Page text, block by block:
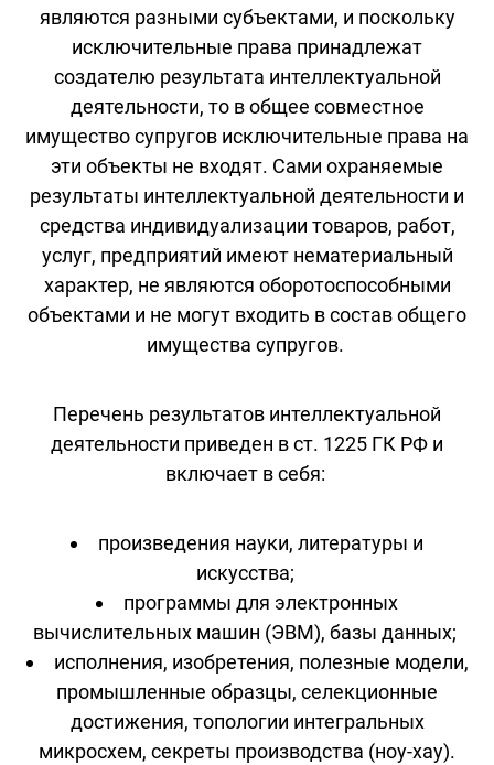
являются разными субъектами, и поскольку
исключительные права принадлежат
создателю результата интеллектуальной
деятельности, то в общее совместное
имущество супругов исключительные права на
эти объекты не входят. Сами охраняемые
результаты интеллектуальной деятельности и
средства индивидуализации товаров, работ,
услуг, предприятий имеют нематериальный
характер, не являются оборотоспособными
объектами и не могут входить в состав общего
имущества супругов.
Перечень результатов интеллектуальной
деятельности приведен в ст. 1225 ГК РФ и
включает в себя:
произведения науки, литературы и
искусства;
программы для электронных
вычислительных машин (ЭВМ), базы данных;
исполнения, изобретения, полезные модели,
промышленные образцы, селекционные
достижения, топологии интегральных
микросхем, секреты производства (ноу-хау).